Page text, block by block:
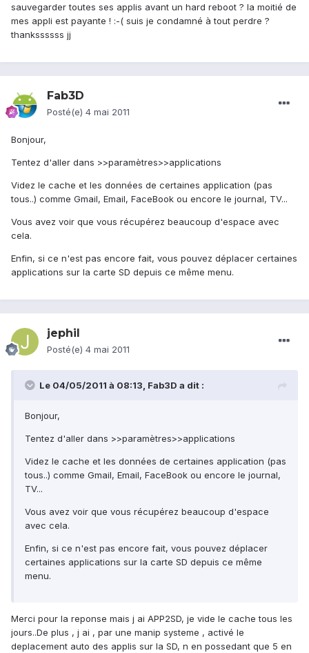
sauvegarder toutes ses applis avant un hard reboot ? la moitié de
mes appli est payante ! :-( suis je condamné à tout perdre ?
thankssssss jj
Fab3D
Posté(e) 4 mai 2011
Bonjour,
Tentez d'aller dans >>paramètres>>applications
Videz le cache et les données de certaines application (pas
tous..) comme Gmail, Email, FaceBook ou encore le journal, TV...
Vous avez voir que vous récupérez beaucoup d'espace avec
cela.
Enfin, si ce n'est pas encore fait, vous pouvez déplacer certaines
applications sur la carte SD depuis ce même menu.
jephil
Posté(e) 4 mai 2011
Le 04/05/2011 à 08:13, Fab3D a dit :
Bonjour,
Tentez d'aller dans >>paramètres>>applications
Videz le cache et les données de certaines application (pas
tous..) comme Gmail, Email, FaceBook ou encore le journal,
TV...
Vous avez voir que vous récupérez beaucoup d'espace
avec cela.
Enfin, si ce n'est pas encore fait, vous pouvez déplacer
certaines applications sur la carte SD depuis ce même
menu.
Merci pour la reponse mais j ai APP2SD, je vide le cache tous les
jours..De plus , j ai , par une manip systeme , activé le
deplacement auto des applis sur la SD, n en possedant que 5 en